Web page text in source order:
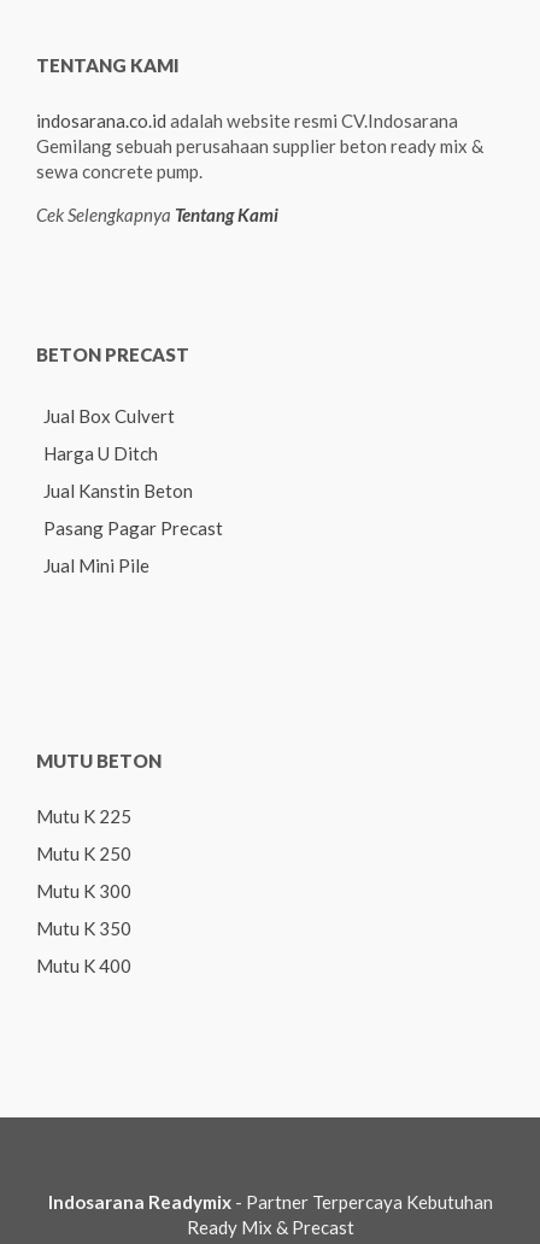
TENTANG KAMI
indosarana.co.id adalah website resmi CV.Indosarana
Gemilang sebuah perusahaan supplier beton ready mix &
sewa concrete pump.
Cek Selengkapnya Tentang Kami
BETON PRECAST
Jual Box Culvert
Harga U Ditch
Jual Kanstin Beton
Pasang Pagar Precast
Jual Mini Pile
MUTU BETON
Mutu K 225
Mutu K 250
Mutu K 300
Mutu K 350
Mutu K 400
Indosarana Readymix- Partner Terpercaya Kebutuhan
Ready Mix & Precast